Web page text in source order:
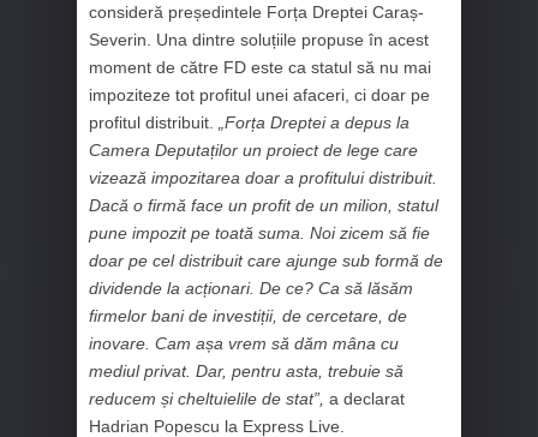
consideră președintele Forța Dreptei Caraș-
Severin. Una dintre soluțiile propuse în acest
moment de către FD este ca statul să nu mai
impoziteze tot profitul unei afaceri, ci doar pe
profitul distribuit.
„Forța Dreptei a depus la
Camera Deputaților un proiect de lege care
vizează impozitarea doar a profitului distribuit.
Dacă o firmă face un profit de un milion, statul
pune impozit pe toată suma. Noi zicem să fie
doar pe cel distribuit care ajunge sub formă de
dividende la acționari. De ce? Ca să lăsăm
firmelor bani de investiții, de cercetare, de
inovare. Cam așa vrem să dăm mâna cu
mediul privat. Dar, pentru asta, trebuie să
reducem și cheltuielile de stat”, a declarat
Hadrian Popescu la Express Live.